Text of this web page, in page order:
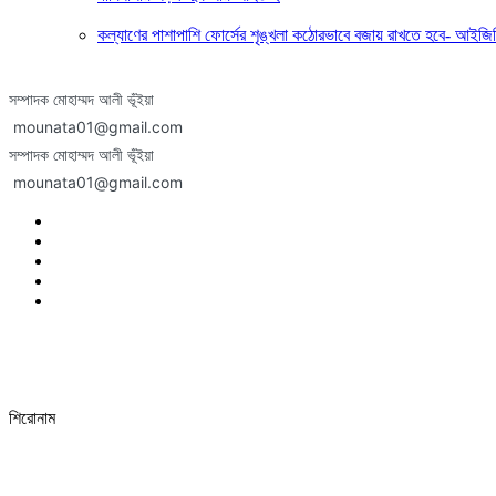
কল্যাণের পাশাপাশি ফোর্সের শৃঙ্খলা কঠোরভাবে বজায় রাখতে হবে-
সম্পাদক মোহাম্মদ আলী ভূঁইয়া
mounata01@gmail.com
সম্পাদক মোহাম্মদ আলী ভূঁইয়া
mounata01@gmail.com
শিরোনাম